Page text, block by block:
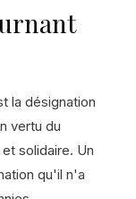
la désignation
vertu du
solidaire. Un
qu'il n'a